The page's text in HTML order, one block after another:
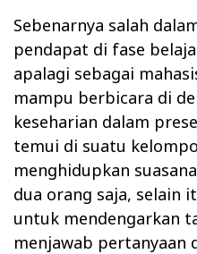
Sebenarnya salah
pendapat di fase
apalagi sebagai
mampu berbicara di
keseharian dalam
temui di suatu
menghidupkan
dua orang saja, selain
untuk mendengarkan
menjawab pertanyaan